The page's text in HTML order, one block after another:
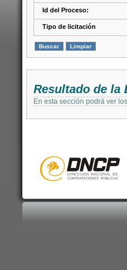
Id del Proceso:
Tipo de licitación
Resultado de la
En esta sección podrá ver